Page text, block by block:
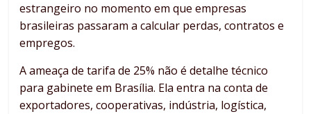
estrangeiro no momento em que empresas
brasileiras passaram a calcular perdas, contratos e
empregos.
A ameaça de tarifa de 25% não é detalhe técnico
para gabinete em Brasília. Ela entra na conta de
exportadores, cooperativas, indústria, logística,